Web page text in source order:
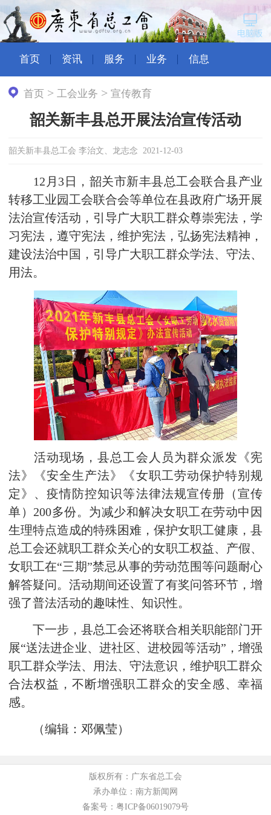
首页 资讯 服务 业务 信息
首页 > 工会业务 >宣传教育
韶关新丰县总开展法治宣传活动
韶关新丰县总工会 李治文、龙志念 2021-12-03
12月3日，韶关市新丰县总工会联合县产业
转移工业园工会联合会等单位在县政府广场开展
法治宣传活动，引导广大职工群众尊崇宪法，学
习宪法，遵守宪法，维护宪法，弘扬宪法精神，
建设法治中国，引导广大职工群众学法、守法、
用法。
活动现场，县总工会人员为群众派发《宪
法》《安全生产法》《女职工劳动保护特别规
定》、疫情防控知识等法律法规宣传册（宣传
单）200多份。为减少和解决女职工在劳动中因
生理特点造成的特殊困难，保护女职工健康，县
总工会还就职工群众关心的女职工权益、产假、
女职工在“三期”禁忌从事的劳动范围等问题耐心
解答疑问。活动期间还设置了有奖问答环节，增
强了普法活动的趣味性、知识性。
下一步，县总工会还将联合相关职能部门开
展“送法进企业、进社区、进校园等活动”，增强
职工群众学法、用法、守法意识，维护职工群众
合法权益，不断增强职工群众的安全感、幸福
感。
（编辑：邓佩莹）
版权所有：广东省总工会
承办单位：南方新闻网
备案号：粤ICP备06019079号